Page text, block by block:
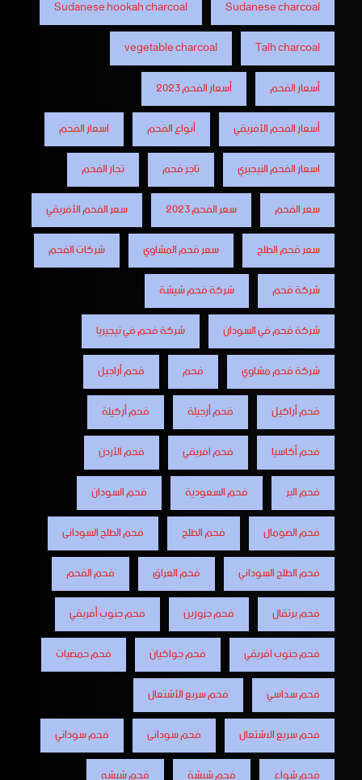
Sudanese charcoal
Sudanese hookah charcoal
Talh charcoal
vegetable charcoal
أسعار الفحم
أسعار الفحم 2023
أسعار الفحم الأفريقي
أنواع الفحم
اسعار الفحم
اسعار الفحم النيجيري
تاجر فحم
تجار الفحم
سعر الفحم
سعر الفحم 2023
سعر الفحم الأفريقي
سعر فحم الطلح
سعر فحم المشاوي
شركات الفحم
شركة فحم
شركة فحم شيشة
شركة فحم في السودان
شركة فحم في نيجيريا
شركة فحم مشاوي
فحم
فحم أراجيل
فحم أراكيل
فحم أرجيلة
فحم أركيلة
فحم أكاسيا
فحم افريقي
فحم الأردن
فحم البر
فحم السعودية
فحم السودان
فحم الصومال
فحم الطلح
فحم الطلح السودانى
فحم الطلح السوداني
فحم العراق
فحم الفحم
فحم برتقال
فحم جزورين
فحم جنوب أفريقي
فحم جنوب افريقي
فحم جواكيان
فحم حمضيات
فحم سداسي
فحم سريع الأشتعال
فحم سريع الاشتعال
فحم سودانى
فحم سوداني